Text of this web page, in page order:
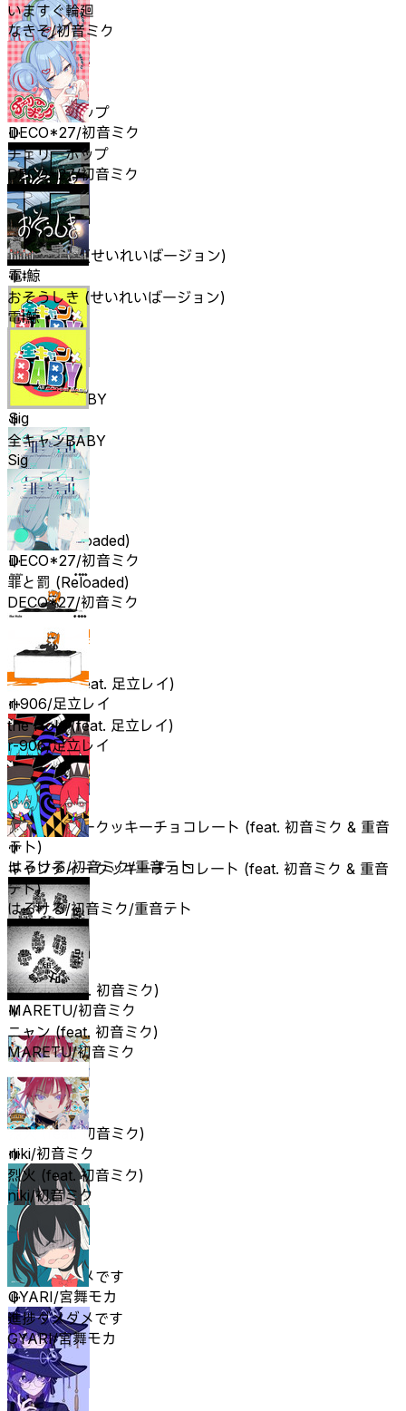
チェリーポップ
DECO*27/初音ミク
おそうしき (せいれいばージョン)
電ǂ鯨
全キャンBABY
Sig
罪と罰 (Reloaded)
DECO*27/初音ミク
the Hole (feat. 足立レイ)
r-906/足立レイ
キャンディークッキーチョコレート (feat. 初音ミク & 重音
テト)
はろける/初音ミク/重音テト
ニャン (feat. 初音ミク)
MARETU/初音ミク
烈火 (feat. 初音ミク)
niki/初音ミク
進捗ダメダメです
GYARI/宮舞モカ
いますぐ輪廻
なきそ/初音ミク
チェリーポップ
DECO*27/初音ミク
おそうしき (せいれいばージョン)
電ǂ鯨
全キャンBABY
Sig
罪と罰 (Reloaded)
DECO*27/初音ミク
the Hole (feat. 足立レイ)
r-906/足立レイ
キャンディークッキーチョコレート (feat. 初音ミク & 重音
テト)
はろける/初音ミク/重音テト
ニャン (feat. 初音ミク)
MARETU/初音ミク
烈火 (feat. 初音ミク)
niki/初音ミク
進捗ダメダメです
GYARI/宮舞モカ